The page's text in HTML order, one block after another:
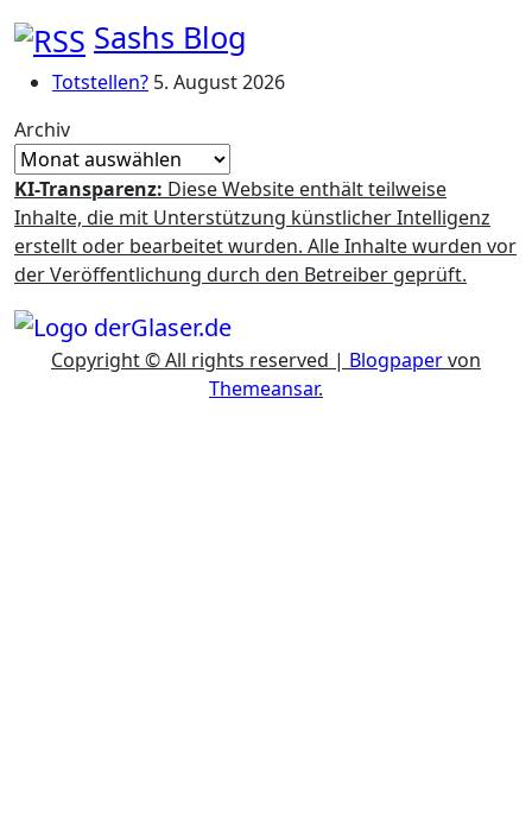
Sashs Blog
Totstellen? 5. August 2026
Archiv
KI-Transparenz: Diese Website enthält teilweise
Inhalte, die mit Unterstützung künstlicher Intelligenz
erstellt oder bearbeitet wurden. Alle Inhalte wurden vor
der Veröffentlichung durch den Betreiber geprüft.
Copyright © All rights reserved | Blogpapervon
Themeansar.